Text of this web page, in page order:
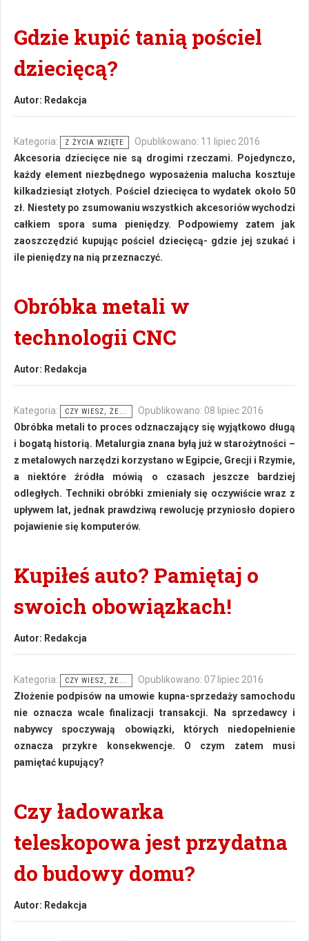
Gdzie kupić tanią pościel
dziecięcą?
Autor: Redakcja
Kategoria: Z ŻYCIA WZIĘTE
Opublikowano: 11 lipiec 2016
Akcesoria dziecięce nie są drogimi rzeczami. Pojedynczo,
każdy element niezbędnego wyposażenia malucha kosztuje
kilkadziesiąt złotych. Pościel dziecięca to wydatek około 50
zł. Niestety po zsumowaniu wszystkich akcesoriów wychodzi
całkiem spora suma pieniędzy. Podpowiemy zatem jak
zaoszczędzić kupując pościel dziecięcą- gdzie jej szukać i
ile pieniędzy na nią przeznaczyć.
Obróbka metali w
technologii CNC
Autor: Redakcja
Kategoria: CZY WIESZ, ŻE...
Opublikowano: 08 lipiec 2016
Obróbka metali to proces odznaczający się wyjątkowo długą
i bogatą historią. Metalurgia znana byłą już w starożytności –
z metalowych narzędzi korzystano w Egipcie, Grecji i Rzymie,
a niektóre źródła mówią o czasach jeszcze bardziej
odległych. Techniki obróbki zmieniały się oczywiście wraz z
upływem lat, jednak prawdziwą rewolucję przyniosło dopiero
pojawienie się komputerów.
Kupiłeś auto? Pamiętaj o
swoich obowiązkach!
Autor: Redakcja
Kategoria: CZY WIESZ, ŻE...
Opublikowano: 07 lipiec 2016
Złożenie podpisów na umowie kupna-sprzedaży samochodu
nie oznacza wcale finalizacji transakcji. Na sprzedawcy i
nabywcy spoczywają obowiązki, których niedopełnienie
oznacza przykre konsekwencje. O czym zatem musi
pamiętać kupujący?
Czy ładowarka
teleskopowa jest przydatna
do budowy domu?
Autor: Redakcja